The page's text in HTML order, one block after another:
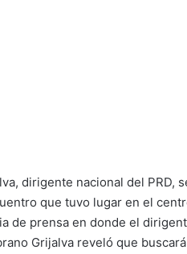
dirigente nacional del PRD,
que tuvo lugar en el
de prensa en donde el
Grijalva reveló que